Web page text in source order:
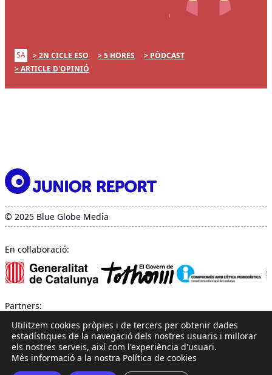
SA 2N CICLE ESO 5 HORES
PÒDCAST
ARTICLE D'OPINIÓ
© 2025 Blue Globe Media
En col·laboració:
Partners:
Utilitzem cookies pròpies i de tercers per obtenir dades
estadístiques de la navegació dels nostres usuaris i millorar
els nostres serveis, així com l'experiència d'usuari.
Més informació a la nostra Política de cookies